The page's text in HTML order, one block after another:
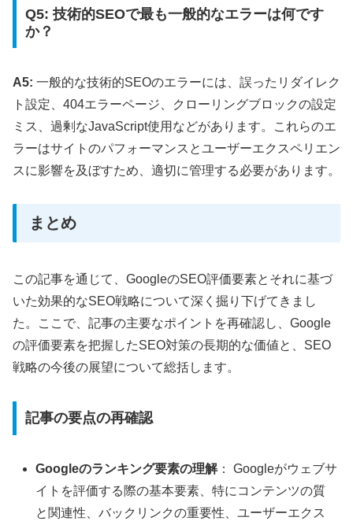
Q5: 技術的SEOで最も一般的なエラーは何です
か？
A5: 一般的な技術的SEOのエラーには、誤ったリダイレク
ト設定、404エラーページ、クローリングブロックの設定
ミス、過剰なJavaScript使用などがあります。これらのエ
ラーはサイトのパフォーマンスとユーザーエクスペリエン
スに影響を及ぼすため、適切に管理する必要があります。
まとめ
この記事を通じて、GoogleのSEO評価要素とそれに基づ
いた効果的なSEO戦略について深く掘り下げてきまし
た。ここで、記事の主要なポイントを再確認し、Google
の評価要素を把握したSEO対策の長期的な価値と、SEO
戦略の今後の展望について総括します。
記事の要点の再確認
Googleのランキング要素の理解： Googleがウェブサ
イトを評価する際の基本要素、特にコンテンツの質
と関連性、バックリンクの重要性、ユーザーエクス